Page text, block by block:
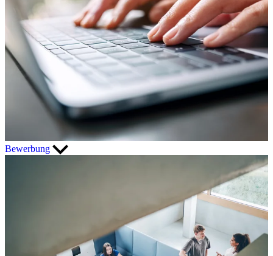
Bewerbung